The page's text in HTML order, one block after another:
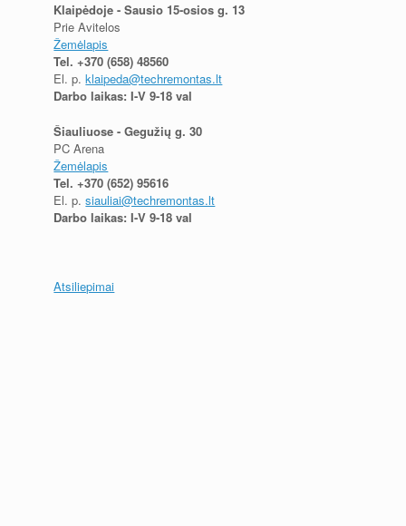
Klaipėdoje - Sausio 15-osios g. 13
Prie Avitelos
Žemėlapis
Tel.+370 (658) 48560
El. p.klaipeda@techremontas.lt
Darbo laikas: I-V 9-18 val
Šiauliuose - Gegužių g. 30
PC Arena
Žemėlapis
Tel.+370 (652) 95616
El. p.siauliai@techremontas.lt
Darbo laikas: I-V 9-18 val
Atsiliepimai